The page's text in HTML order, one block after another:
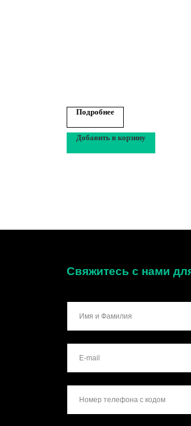
Подробнее
Добавить в корзину
Свяжитесь с нами